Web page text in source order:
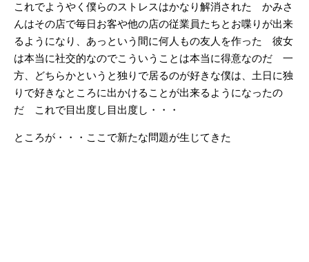
これでようやく僕らのストレスはかなり解消された かみさ
んはその店で毎日お客や他の店の従業員たちとお喋りが出来
るようになり、あっという間に何人もの友人を作った 彼女
は本当に社交的なのでこういうことは本当に得意なのだ 一
方、どちらかというと独りで居るのが好きな僕は、土日に独
りで好きなところに出かけることが出来るようになったの
だ これで目出度し目出度し・・・
ところが・・・ここで新たな問題が生じてきた